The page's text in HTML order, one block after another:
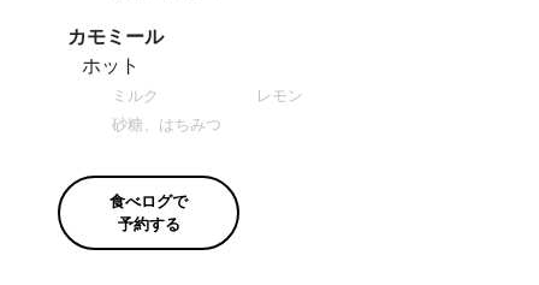
カモミール
ホット
ミルク
レモン
砂糖、はちみつ
食べログで
予約する